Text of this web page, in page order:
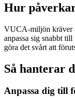
Hur
VUCA-miljön kräver
anpassa sig snabbt
göra det svårt att
Så hanterar
Anpassa dig till